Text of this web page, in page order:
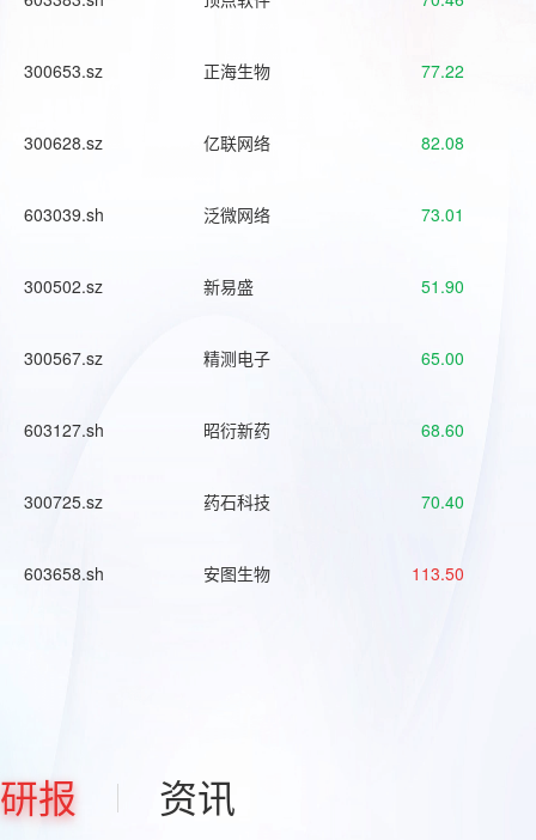
300653.sz 正海生物 77.22
300628.sz 亿联网络 82.08
603039.sh 泛微网络 73.01
300502.sz 新易盛 51.90
300567.sz 精测电子 65.00
603127.sh 昭衍新药 68.60
300725.sz 药石科技 70.40
603658.sh 安图生物 113.50
研报 资讯